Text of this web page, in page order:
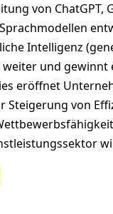
von ChatGPT,
Intelligenz
weiter und gewinnt
eröffnet
Steigerung von